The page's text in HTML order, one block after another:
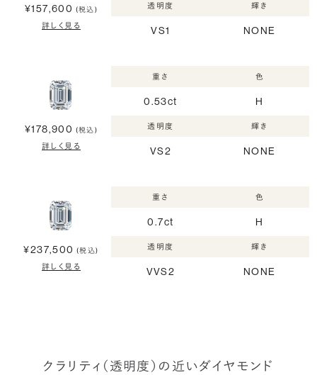
¥157,600 (税込)
詳しく見る
透明度
VS1
輝き
NONE
¥178,900 (税込)
詳しく見る
重さ
0.53ct
色
H
透明度
VS2
輝き
NONE
¥237,500 (税込)
詳しく見る
重さ
0.7ct
色
H
透明度
VVS2
輝き
NONE
クラリティ（透明度）の近いダイヤモンド